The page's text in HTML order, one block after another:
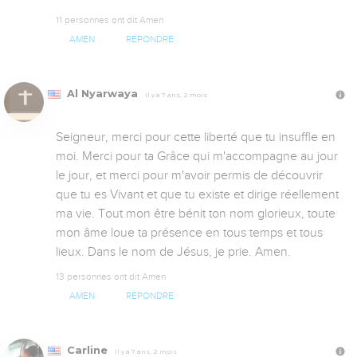
11 personnes ont dit Amen
AMEN RÉPONDRE
Al Nyarwaya Il y a 7 ans, 2 mois
Seigneur, merci pour cette liberté que tu insuffle en
moi. Merci pour ta Grâce qui m'accompagne au jour
le jour, et merci pour m'avoir permis de découvrir
que tu es Vivant et que tu existe et dirige réellement
ma vie. Tout mon être bénit ton nom glorieux, toute
mon âme loue ta présence en tous temps et tous
lieux. Dans le nom de Jésus, je prie. Amen.
13 personnes ont dit Amen
AMEN RÉPONDRE
Carline Il y a 7 ans, 2 mois